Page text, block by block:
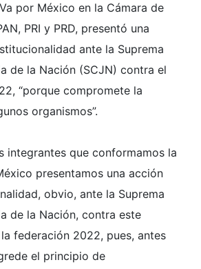
Va por México en la Cámara de
PRI y PRD, presentó una
ante la Suprema
de la Nación (SCJN) contra el
, “porque compromete la
organismos”.
integrantes que conformamos la
presentamos una acción
obvio, ante la Suprema
de la Nación, contra este
federación 2022, pues, antes
el principio de